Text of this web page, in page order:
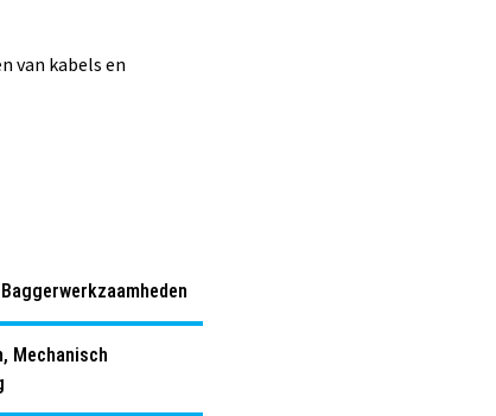
van kabels en
Mechanisch